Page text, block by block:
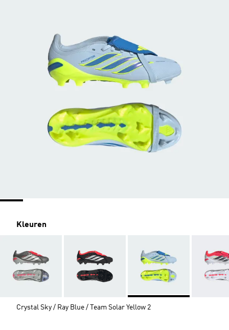
Kleuren
Crystal Sky / Ray Blue / Team Solar Yellow 2